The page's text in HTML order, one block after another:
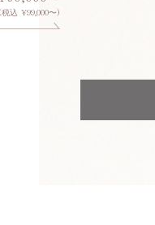
(税込 ¥99,000〜)